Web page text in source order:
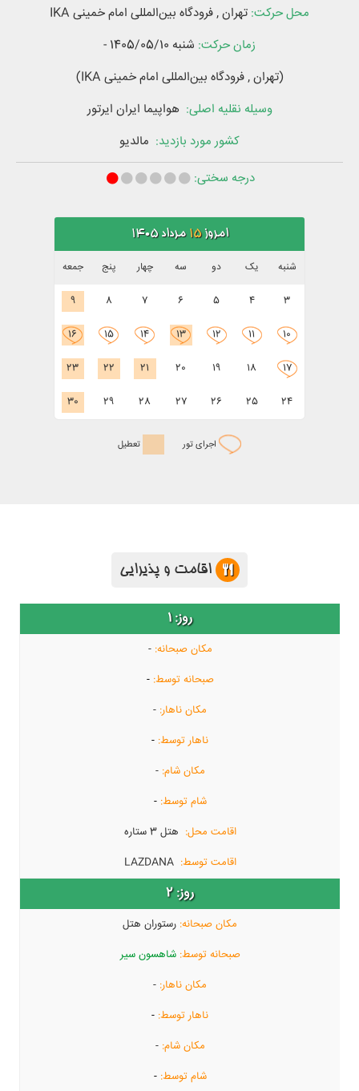
محل حرکت: تهران , فرودگاه بین‌المللی امام خمینی IKA
زمان حرکت: شنبه 1405/05/10
-
(تهران , فرودگاه بین‌المللی امام خمینی IKA)
وسیله نقلیه اصلی: هواپیما ایران ایرتور
کشور‌ مورد بازدید: مالدیو
درجه سختی:
امروز15 مرداد 1405
شنبه یک دو سه چهار پنج جمعه
3
4
5
6
7
8
9
10
11
12
13
14
15
16
17
18
19
20
21
22
23
24
25
26
27
28
29
30
اجرای تور تعطیل
اقامت و پذیرایی
1
-
-
-
-
-
-
هتل 3 ستاره
LAZDANA
2
رستوران هتل
شاهسون سیر
-
-
-
-